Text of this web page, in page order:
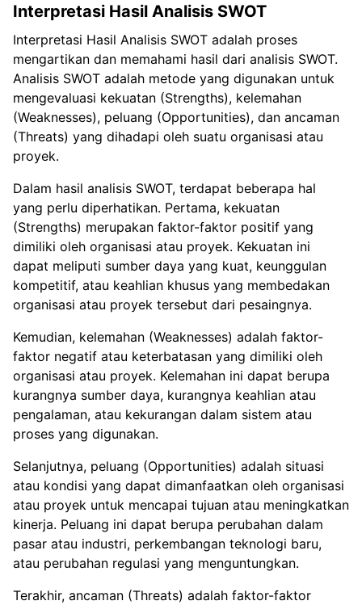
Interpretasi Hasil Analisis SWOT
Interpretasi Hasil Analisis SWOT adalah proses
mengartikan dan memahami hasil dari analisis SWOT.
Analisis SWOT adalah metode yang digunakan untuk
mengevaluasi kekuatan (Strengths), kelemahan
(Weaknesses), peluang (Opportunities), dan ancaman
(Threats) yang dihadapi oleh suatu organisasi atau
proyek.
Dalam hasil analisis SWOT, terdapat beberapa hal
yang perlu diperhatikan. Pertama, kekuatan
(Strengths) merupakan faktor-faktor positif yang
dimiliki oleh organisasi atau proyek. Kekuatan ini
dapat meliputi sumber daya yang kuat, keunggulan
kompetitif, atau keahlian khusus yang membedakan
organisasi atau proyek tersebut dari pesaingnya.
Kemudian, kelemahan (Weaknesses) adalah faktor-
faktor negatif atau keterbatasan yang dimiliki oleh
organisasi atau proyek. Kelemahan ini dapat berupa
kurangnya sumber daya, kurangnya keahlian atau
pengalaman, atau kekurangan dalam sistem atau
proses yang digunakan.
Selanjutnya, peluang (Opportunities) adalah situasi
atau kondisi yang dapat dimanfaatkan oleh organisasi
atau proyek untuk mencapai tujuan atau meningkatkan
kinerja. Peluang ini dapat berupa perubahan dalam
pasar atau industri, perkembangan teknologi baru,
atau perubahan regulasi yang menguntungkan.
Terakhir, ancaman (Threats) adalah faktor-faktor